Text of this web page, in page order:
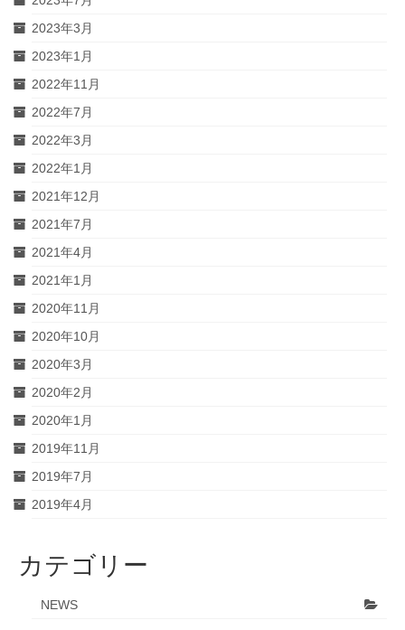
2023年3月
2023年1月
2022年11月
2022年7月
2022年3月
2022年1月
2021年12月
2021年7月
2021年4月
2021年1月
2020年11月
2020年10月
2020年3月
2020年2月
2020年1月
2019年11月
2019年7月
2019年4月
カテゴリー
NEWS